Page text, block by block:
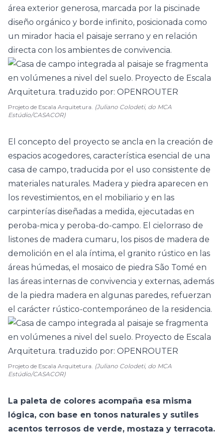
área exterior generosa, marcada por la piscinade
diseño orgánico y borde infinito, posicionada como
un mirador hacia el paisaje serrano y en relación
directa con los ambientes de convivencia.
Projeto de Escala Arquitetura. (Juliano Colodeti, do MCA
Estúdio/CASACOR)
El concepto del proyecto se ancla en la creación de
espacios acogedores, característica esencial de una
casa de campo, traducida por el uso consistente de
materiales naturales. Madera y piedra aparecen en
los revestimientos, en el mobiliario y en las
carpinterías diseñadas a medida, ejecutadas en
peroba-mica y peroba-do-campo. El cielorraso de
listones de madera cumaru, los pisos de madera de
demolición en el ala íntima, el granito rústico en las
áreas húmedas, el mosaico de piedra São Tomé en
las áreas internas de convivencia y externas, además
de la piedra madera en algunas paredes, refuerzan
el carácter rústico-contemporáneo de la residencia.
Projeto de Escala Arquitetura. (Juliano Colodeti, do MCA
Estúdio/CASACOR)
La paleta de colores acompaña esa misma
lógica, con base en tonos naturales y sutiles
acentos terrosos de verde, mostaza y terracota.